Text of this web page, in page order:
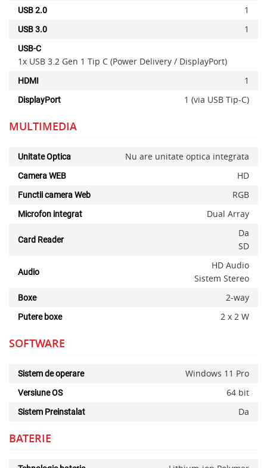
USB 2.0 1
USB 3.0 1
USB-C
1x USB 3.2 Gen 1 Tip C (Power Delivery / DisplayPort)
HDMI 1
DisplayPort 1 (via USB Tip-C)
MULTIMEDIA
Unitate Optica Nu are unitate optica integrata
Camera WEB HD
Functii camera Web RGB
Microfon integrat Dual Array
Card Reader
Da
SD
Audio
HD Audio
Sistem Stereo
Boxe 2-way
Putere boxe 2 x 2 W
SOFTWARE
Sistem de operare Windows 11 Pro
Versiune OS 64 bit
Sistem Preinstalat Da
BATERIE